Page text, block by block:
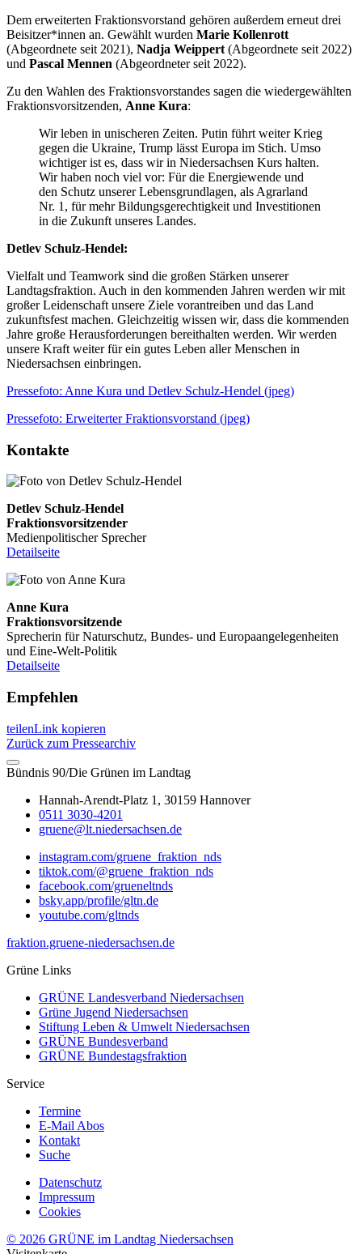
Dem erweiterten Fraktionsvorstand gehören außerdem erneut drei
Beisitzer*innen an. Gewählt wurden Marie Kollenrott
(Abgeordnete seit 2021), Nadja Weippert (Abgeordnete seit 2022)
und Pascal Mennen (Abgeordneter seit 2022).
Zu den Wahlen des Fraktionsvorstandes sagen die wiedergewählten
Fraktionsvorsitzenden, Anne Kura:
Wir leben in unischeren Zeiten. Putin führt weiter Krieg
gegen die Ukraine, Trump lässt Europa im Stich. Umso
wichtiger ist es, dass wir in Niedersachsen Kurs halten.
Wir haben noch viel vor: Für die Energiewende und
den Schutz unserer Lebensgrundlagen, als Agrarland
Nr. 1, für mehr Bildungsgerechtigkeit und Investitionen
in die Zukunft unseres Landes.
Detlev Schulz-Hendel:
Vielfalt und Teamwork sind die großen Stärken unserer
Landtagsfraktion. Auch in den kommenden Jahren werden wir mit
großer Leidenschaft unsere Ziele vorantreiben und das Land
zukunftsfest machen. Gleichzeitig wissen wir, dass die kommenden
Jahre große Herausforderungen bereithalten werden. Wir werden
unsere Kraft weiter für ein gutes Leben aller Menschen in
Niedersachsen einbringen.
Pressefoto: Anne Kura und Detlev Schulz-Hendel (jpeg)
Pressefoto: Erweiterter Fraktionsvorstand (jpeg)
Kontakte
Detlev Schulz-Hendel
Fraktionsvorsitzender
Medienpolitischer Sprecher
Detailseite
Anne Kura
Fraktionsvorsitzende
Sprecherin für Naturschutz, Bundes- und Europaangelegenheiten
und Eine-Welt-Politik
Detailseite
Empfehlen
teilenLink kopieren
Zurück zum Pressearchiv
Bündnis 90/Die Grünen im Landtag
Hannah-Arendt-Platz 1, 30159 Hannover
0511 3030-4201
gruene@lt.niedersachsen.de
instagram.com/gruene_fraktion_nds
tiktok.com/@gruene_fraktion_nds
facebook.com/grueneltnds
bsky.app/profile/gltn.de
youtube.com/gltnds
fraktion.gruene-niedersachsen.de
Grüne Links
GRÜNE Landesverband Niedersachsen
Grüne Jugend Niedersachsen
Stiftung Leben & Umwelt Niedersachsen
GRÜNE Bundesverband
GRÜNE Bundestagsfraktion
Service
Termine
E-Mail Abos
Kontakt
Suche
Datenschutz
Impressum
Cookies
© 2026 GRÜNE im Landtag Niedersachsen